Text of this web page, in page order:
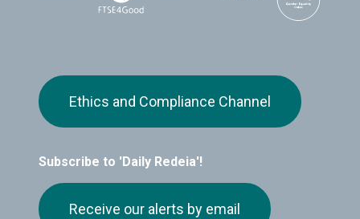
Subscribe to 'Daily Redeia'!
Receive our alerts by email
Ethics and Compliance Channel